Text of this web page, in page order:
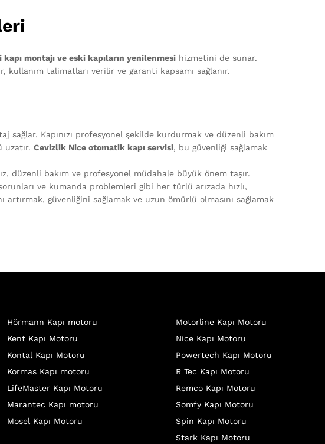
kapı montajı ve eski kapıların yenilenmesi hizmetini de sunar.
talimatları verilir ve garanti kapsamı sağlanır.
sağlar. Kapınızı profesyonel şekilde kurdurmak ve düzenli bakım
uzatır. Cevizlik Nice otomatik kapı servisi, bu güvenliği sağlamak
düzenli bakım ve profesyonel müdahale büyük önem taşır.
ve kumanda problemleri gibi her türlü arızada hızlı,
artırmak, güvenliğini sağlamak ve uzun ömürlü olmasını sağlamak
Hörmann Kapı motoru
Kent Kapı Motoru
Kontal Kapı Motoru
Kormas Kapı motoru
LifeMaster Kapı Motoru
Marantec Kapı motoru
Mosel Kapı Motoru
Motorline Kapı Motoru
Nice Kapı Motoru
Powertech Kapı Motoru
R Tec Kapı Motoru
Remco Kapı Motoru
Somfy Kapı Motoru
Spin Kapı Motoru
Stark Kapı Motoru